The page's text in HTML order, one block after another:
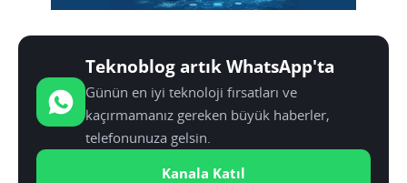
Teknoblog artık WhatsApp'ta
Günün en iyi teknoloji fırsatları ve
kaçırmamanız gereken büyük haberler,
telefonunuza gelsin.
Kanala Katıl